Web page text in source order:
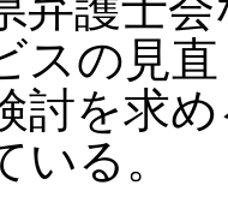
スの見
討を求
いる。